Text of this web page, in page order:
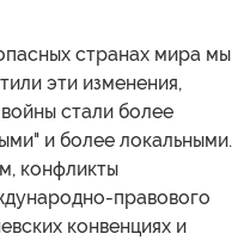
странах мира мы
эти изменения,
стали более
и более локальными.
конфликты
правового
конвенциях и